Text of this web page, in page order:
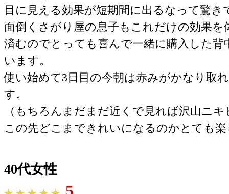
目に見える効果が短期間に出るなって驚き
面倒くさがり屋の息子もこれだけの効果
済むのでとっても喜んで一緒に購入した
います。
使い始めて3日目の今朝は赤みがかなり取
す。
（もちろんまだまだ近くで見れば沢山ニ
この先どこまできれいになるのかとても
40代女性